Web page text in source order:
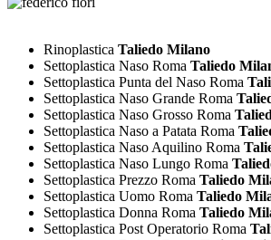
Rinoplastica Taliedo Milano
Settoplastica Naso Roma Taliedo
Settoplastica Punta del Naso Roma
Settoplastica Naso Grande Roma
Settoplastica Naso Grosso Roma
Settoplastica Naso a Patata Roma
Settoplastica Naso Aquilino Roma
Settoplastica Naso Lungo Roma
Settoplastica Prezzo Roma Taliedo
Settoplastica Uomo Roma Taliedo
Settoplastica Donna Roma Taliedo
Settoplastica Post Operatorio Roma